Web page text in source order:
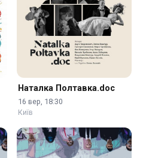
Наталка Полтавка.doc
16 вер, 18:30
Київ